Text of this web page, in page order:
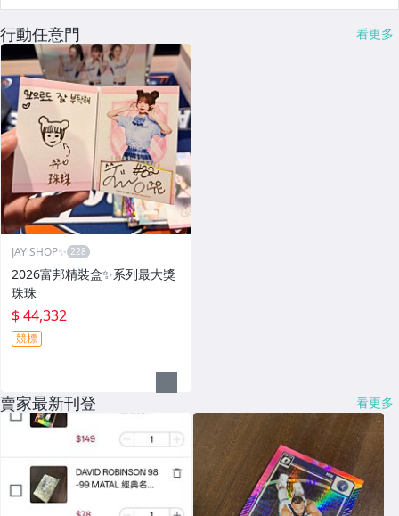
行動任意門 看更多
JAY SHOP✨
2026富邦精裝盒✨系列最大獎
珠珠
$ 44,332
競標
賣家最新刊登 看更多